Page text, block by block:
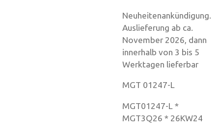
Neuheitenankündigung.
Auslieferung ab ca.
November 2026, dann
innerhalb von 3 bis 5
Werktagen lieferbar
MGT 01247-L
MGT01247-L *
MGT3Q26 * 26KW24